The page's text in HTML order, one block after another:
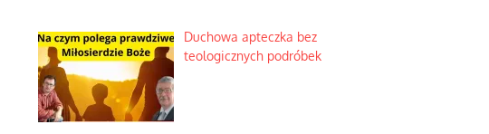
Duchowa apteczka bez
teologicznych podróbek